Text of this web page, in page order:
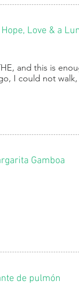
Love & a
and this is
I could not
Gamboa
de pulmón